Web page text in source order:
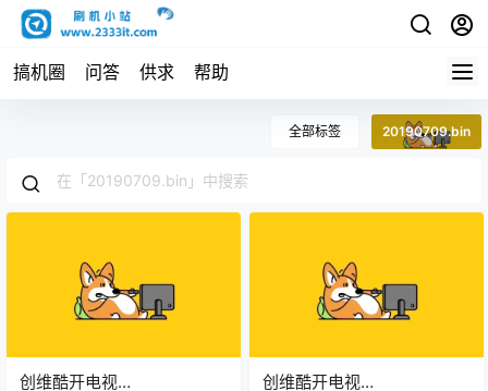
搞机圈 问答 供求 帮助
全部标签 20190709.bin
创维酷开电视
创维酷开电视